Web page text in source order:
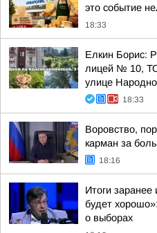
это событие
18:33
Елкин Борис:
лицей № 10,
улице
18:33
Воровство,
карман за
18:16
Итоги заранее
будет
о выборах